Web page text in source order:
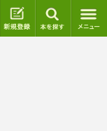
ログイン 新規登録